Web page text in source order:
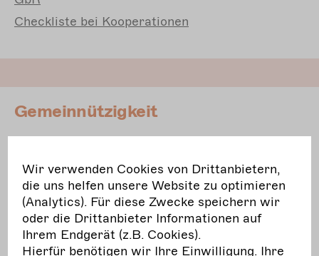
Checkliste bei Kooperationen
Gemeinnützigkeit
mehr erfahren
Hier erfahren Sie alles rund um:
Wir verwenden Cookies von Drittanbietern,
die uns helfen unsere Website zu optimieren
(Analytics). Für diese Zwecke speichern wir
oder die Drittanbieter Informationen auf
Ihrem Endgerät (z.B. Cookies).
Hierfür benötigen wir Ihre Einwilligung. Ihre